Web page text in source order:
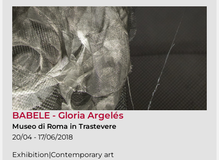
BABELE - Gloria Argelés
Museo di Roma in Trastevere
20/04 - 17/06/2018
Exhibition|Contemporary art